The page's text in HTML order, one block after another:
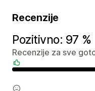
Recenzije
Pozitivno: 97 %
Recenzije za sve
Pozitivne recenzije